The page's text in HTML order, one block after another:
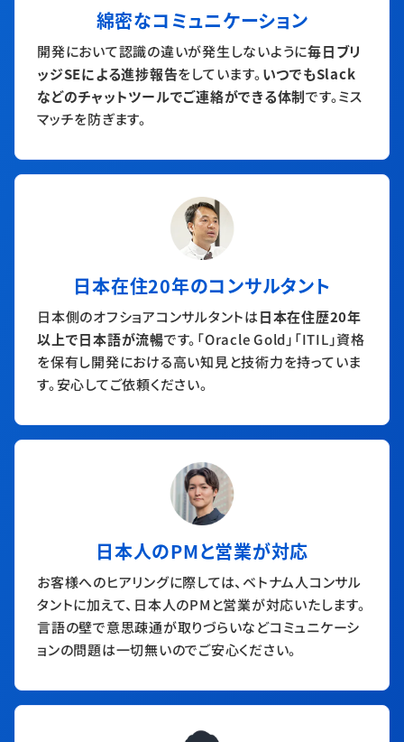
綿密なコミュニケーション
開発において認識の違いが発生しないように毎日ブリ
ッジSEによる進捗報告をしています。いつでもSlack
などのチャットツールでご連絡ができる体制です。ミス
マッチを防ぎます。
日本在住20年のコンサルタント
日本側のオフショアコンサルタントは日本在住歴20年
以上で日本語が流暢です。「Oracle Gold」「ITIL」資格
を保有し開発における高い知見と技術力を持っていま
す。安心してご依頼ください。
日本人のPMと営業が対応
お客様へのヒアリングに際しては、ベトナム人コンサル
タントに加えて、日本人のPMと営業が対応いたします。
言語の壁で意思疎通が取りづらいなどコミュニケーシ
ョンの問題は一切無いのでご安心ください。